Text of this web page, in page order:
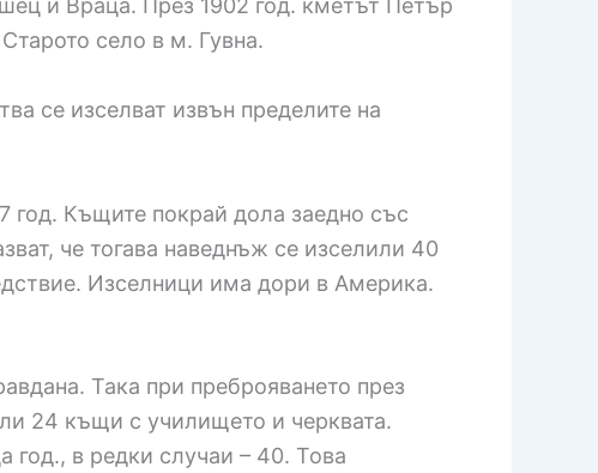
и Враца. През 1902 год. кметът Петър
село в м. Гувна.
се изселват извън пределите на
год. Къщите покрай дола заедно със
че тогава наведнъж се изселили 40
Изселници има дори в Америка.
Така при преброяването през
24 къщи с училището и черквата.
в редки случаи – 40. Това